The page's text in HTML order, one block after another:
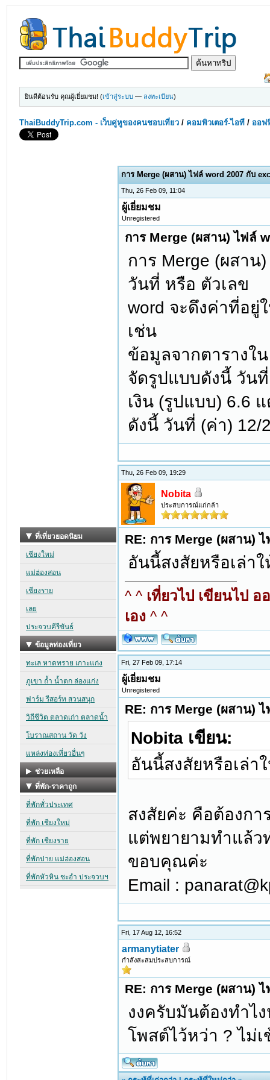
ยินดีต้อนรับ คุณผู้เยี่ยมชม! (เข้าสู่ระบบ — ลงทะเบียน)
ThaiBuddyTrip.com - เว็บคู่หูของคนชอบเที่ยว / คอมพิวเตอร์-ไอที / ออฟ
การ Merge (ผสาน) ไฟล์ word 2007 กับ
Thu, 26 Feb 09, 11:04
ผู้เยี่ยมชม
Unregistered
การ Merge (ผสาน) ไฟล์
การ Merge (ผสา
วันที่ หรือ ตัวเลข
word จะดึงค่าที่อยู่
เช่น
ข้อมูลจากตารางใ
จัดรูปแบบดังนี้ วัน
เงิน (รูปแบบ) 6.6
ดังนี้ วันที่ (ค่า) 12/
Thu, 26 Feb 09, 19:29
Nobita
ประสบการณ์แก่กล้า
RE: การ Merge (ผสาน)
อันนี้สงสัยหรือเล่า
^ ^ เที่ยวไป เขียนไป
เอง ^ ^
Fri, 27 Feb 09, 17:14
ผู้เยี่ยมชม
Unregistered
RE: การ Merge (ผสาน)
Nobita เขียน:
อันนี้สงสัยหรือเล่า
สงสัยค่ะ คือต้องก
แต่พยายามทำแล้ว
ขอบคุณค่ะ
Email :
Fri, 17 Aug 12, 16:52
armanytiater
กำลังสะสมประสบการณ์
RE: การ Merge (ผสาน)
งงครับมันต้องทำไ
โพสต์ไว้หว่า ? ไม่เ